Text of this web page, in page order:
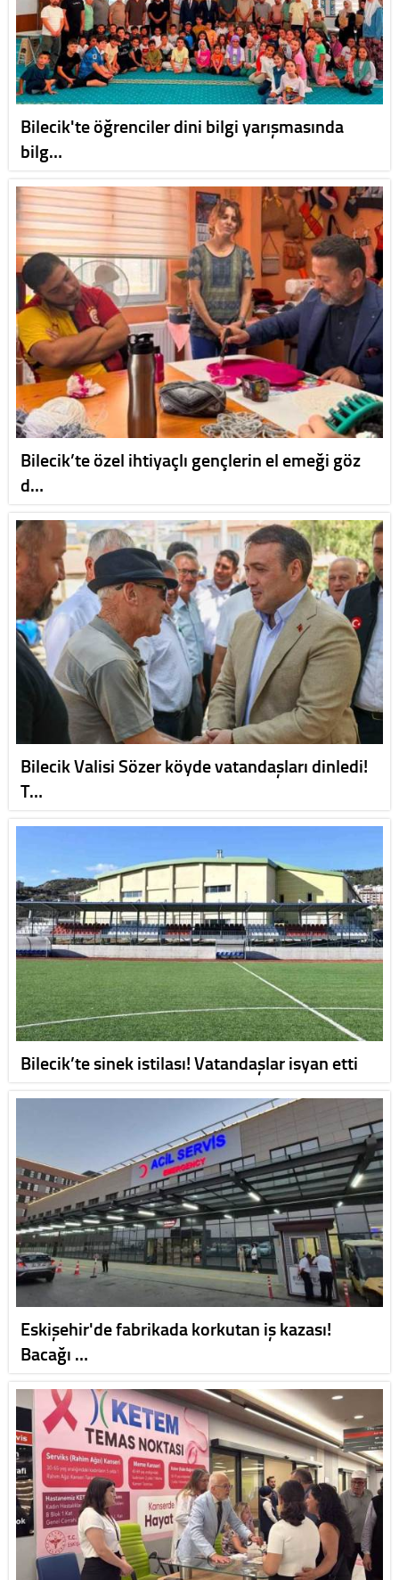
Bilecik'te öğrenciler dini bilgi yarışmasında
bilg…
Bilecik’te özel ihtiyaçlı gençlerin el emeği göz
d…
Bilecik Valisi Sözer köyde vatandaşları dinledi!
T…
Bilecik’te sinek istilası! Vatandaşlar isyan etti
Eskişehir'de fabrikada korkutan iş kazası!
Bacağı …